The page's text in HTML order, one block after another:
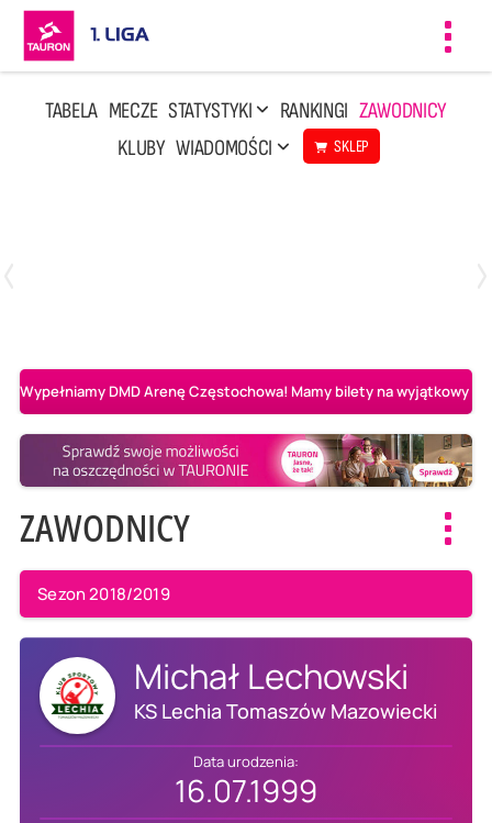
TABELA MECZE STATYSTYKI RANKINGI ZAWODNICY
KLUBY WIADOMOŚCI SKLEP
Wypełniamy DMD Arenę Częstochowa! Mamy bilety na wyjątkowy
ZAWODNICY
Sezon 2018/2019
Michał Lechowski
KS Lechia Tomaszów Mazowiecki
Data urodzenia:
16.07.1999